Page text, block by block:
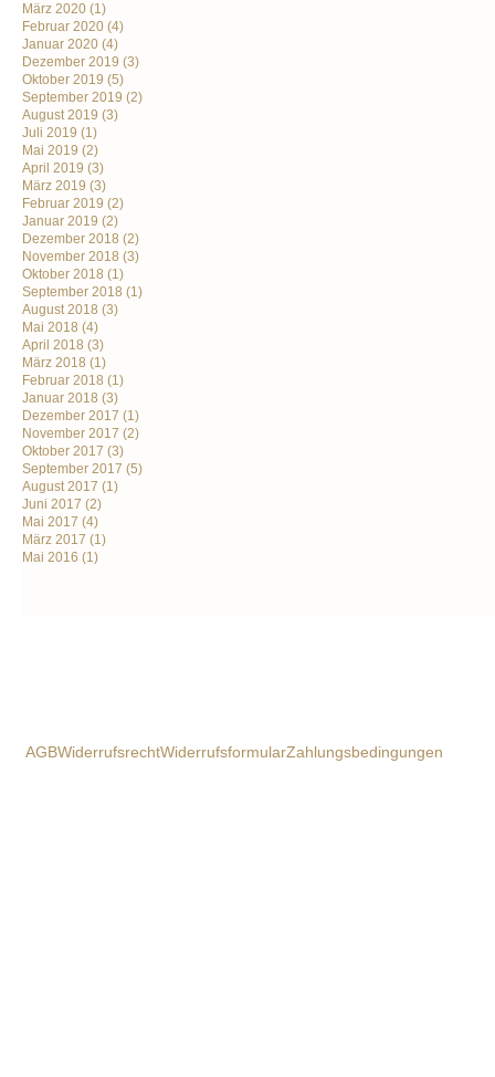
März 2020 (1)
Februar 2020 (4)
Januar 2020 (4)
Dezember 2019 (3)
Oktober 2019 (5)
September 2019 (2)
August 2019 (3)
Juli 2019 (1)
Mai 2019 (2)
April 2019 (3)
März 2019 (3)
Februar 2019 (2)
Januar 2019 (2)
Dezember 2018 (2)
November 2018 (3)
Oktober 2018 (1)
September 2018 (1)
August 2018 (3)
Mai 2018 (4)
April 2018 (3)
März 2018 (1)
Februar 2018 (1)
Januar 2018 (3)
Dezember 2017 (1)
November 2017 (2)
Oktober 2017 (3)
September 2017 (5)
August 2017 (1)
Juni 2017 (2)
Mai 2017 (4)
März 2017 (1)
Mai 2016 (1)
AGBWiderrufsrechtWiderrufsformularZahlungsbedingungen